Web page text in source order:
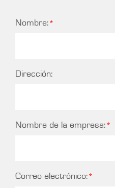
Nombre:
Dirección:
Nombre de la empresa:
Correo electrónico: